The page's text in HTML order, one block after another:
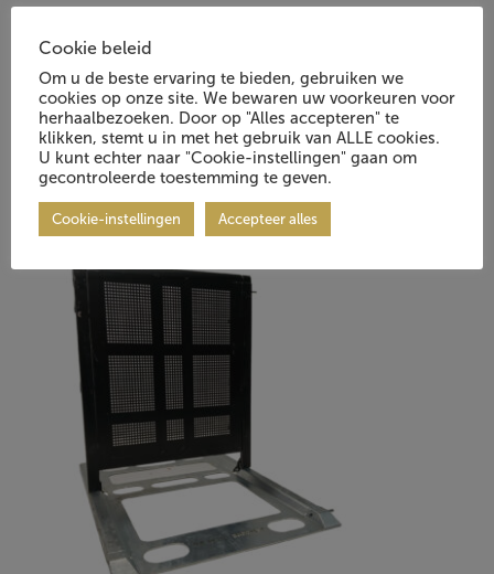
Andere klanten waren ook
geïnteresseerd in:
Cookie beleid
Om u de beste ervaring te bieden, gebruiken we
cookies op onze site. We bewaren uw voorkeuren voor
herhaalbezoeken. Door op "Alles accepteren" te
klikken, stemt u in met het gebruik van ALLE cookies.
U kunt echter naar "Cookie-instellingen" gaan om
gecontroleerde toestemming te geven.
Cookie-instellingen Accepteer alles